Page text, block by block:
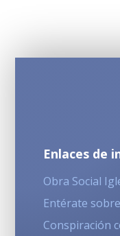
Enlaces de
Obra Social
Entérate
Conspiración